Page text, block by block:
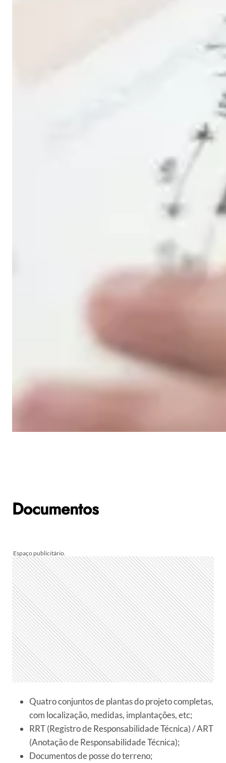
Documentos
Quatro conjuntos de plantas do projeto completas,
com localização, medidas, implantações, etc;
RRT (Registro de Responsabilidade Técnica) / ART
(Anotação de Responsabilidade Técnica);
Documentos de posse do terreno;